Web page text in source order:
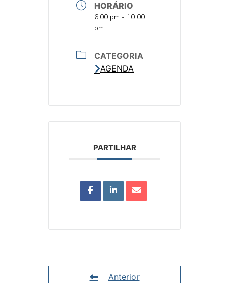
HORÁRIO
HORA
6:00 pm - 10:00
pm
CATEGORIA
AGENDA
PARTILHAR
Anterior